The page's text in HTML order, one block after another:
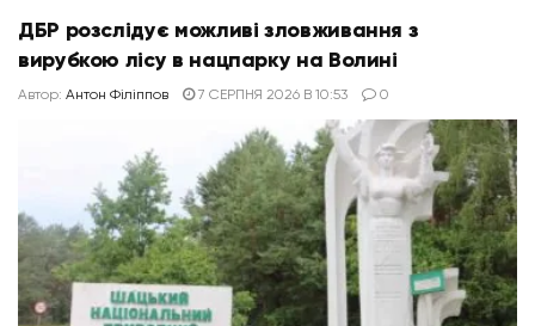
ДБР розслідує можливі зловживання з
вирубкою лісу в нацпарку на Волині
Автор: Антон Філіппов 7 СЕРПНЯ 2026 В 10:53 0